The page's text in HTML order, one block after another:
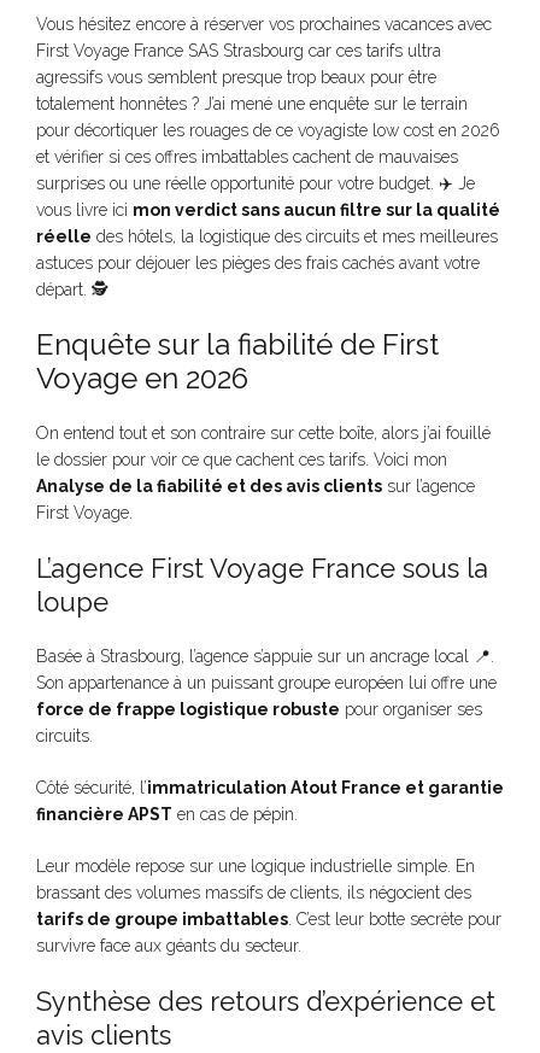
Vous hésitez encore à réserver vos prochaines vacances avec
First Voyage France SAS Strasbourg car ces tarifs ultra
agressifs vous semblent presque trop beaux pour être
totalement honnêtes ? J’ai mené une enquête sur le terrain
pour décortiquer les rouages de ce voyagiste low cost en 2026
et vérifier si ces offres imbattables cachent de mauvaises
surprises ou une réelle opportunité pour votre budget. ✈️ Je
vous livre ici mon verdict sans aucun filtre sur la qualité
réelle des hôtels, la logistique des circuits et mes meilleures
astuces pour déjouer les pièges des frais cachés avant votre
départ. 🕵️
Enquête sur la fiabilité de First
Voyage en 2026
On entend tout et son contraire sur cette boîte, alors j’ai fouillé
le dossier pour voir ce que cachent ces tarifs. Voici mon
Analyse de la fiabilité et des avis clients sur l’agence
First Voyage.
L’agence First Voyage France sous la
loupe
Basée à Strasbourg, l’agence s’appuie sur un ancrage local 📍.
Son appartenance à un puissant groupe européen lui offre une
force de frappe logistique robuste pour organiser ses
circuits.
Côté sécurité, l’immatriculation Atout France et garantie
financière APST en cas de pépin.
Leur modèle repose sur une logique industrielle simple. En
brassant des volumes massifs de clients, ils négocient des
tarifs de groupe imbattables. C’est leur botte secrète pour
survivre face aux géants du secteur.
Synthèse des retours d’expérience et
avis clients